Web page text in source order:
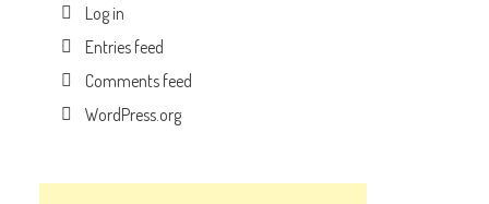
Log in
Entries feed
Comments feed
WordPress.org